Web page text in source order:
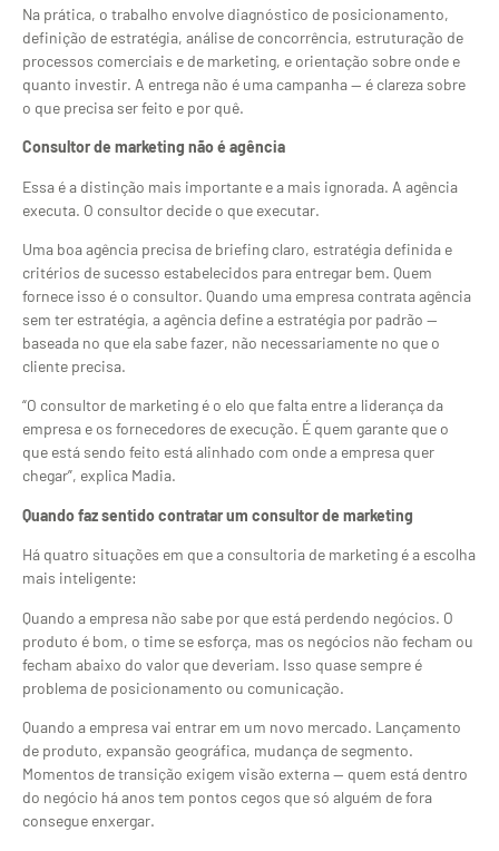
Na prática, o trabalho envolve diagnóstico de posicionamento,
definição de estratégia, análise de concorrência, estruturação de
processos comerciais e de marketing, e orientação sobre onde e
quanto investir. A entrega não é uma campanha — é clareza sobre
o que precisa ser feito e por quê.
Consultor de marketing não é agência
Essa é a distinção mais importante e a mais ignorada. A agência
executa. O consultor decide o que executar.
Uma boa agência precisa de briefing claro, estratégia definida e
critérios de sucesso estabelecidos para entregar bem. Quem
fornece isso é o consultor. Quando uma empresa contrata agência
sem ter estratégia, a agência define a estratégia por padrão —
baseada no que ela sabe fazer, não necessariamente no que o
cliente precisa.
“O consultor de marketing é o elo que falta entre a liderança da
empresa e os fornecedores de execução. É quem garante que o
que está sendo feito está alinhado com onde a empresa quer
chegar”, explica Madia.
Quando faz sentido contratar um consultor de marketing
Há quatro situações em que a consultoria de marketing é a escolha
mais inteligente:
Quando a empresa não sabe por que está perdendo negócios. O
produto é bom, o time se esforça, mas os negócios não fecham ou
fecham abaixo do valor que deveriam. Isso quase sempre é
problema de posicionamento ou comunicação.
Quando a empresa vai entrar em um novo mercado. Lançamento
de produto, expansão geográfica, mudança de segmento.
Momentos de transição exigem visão externa — quem está dentro
do negócio há anos tem pontos cegos que só alguém de fora
consegue enxergar.